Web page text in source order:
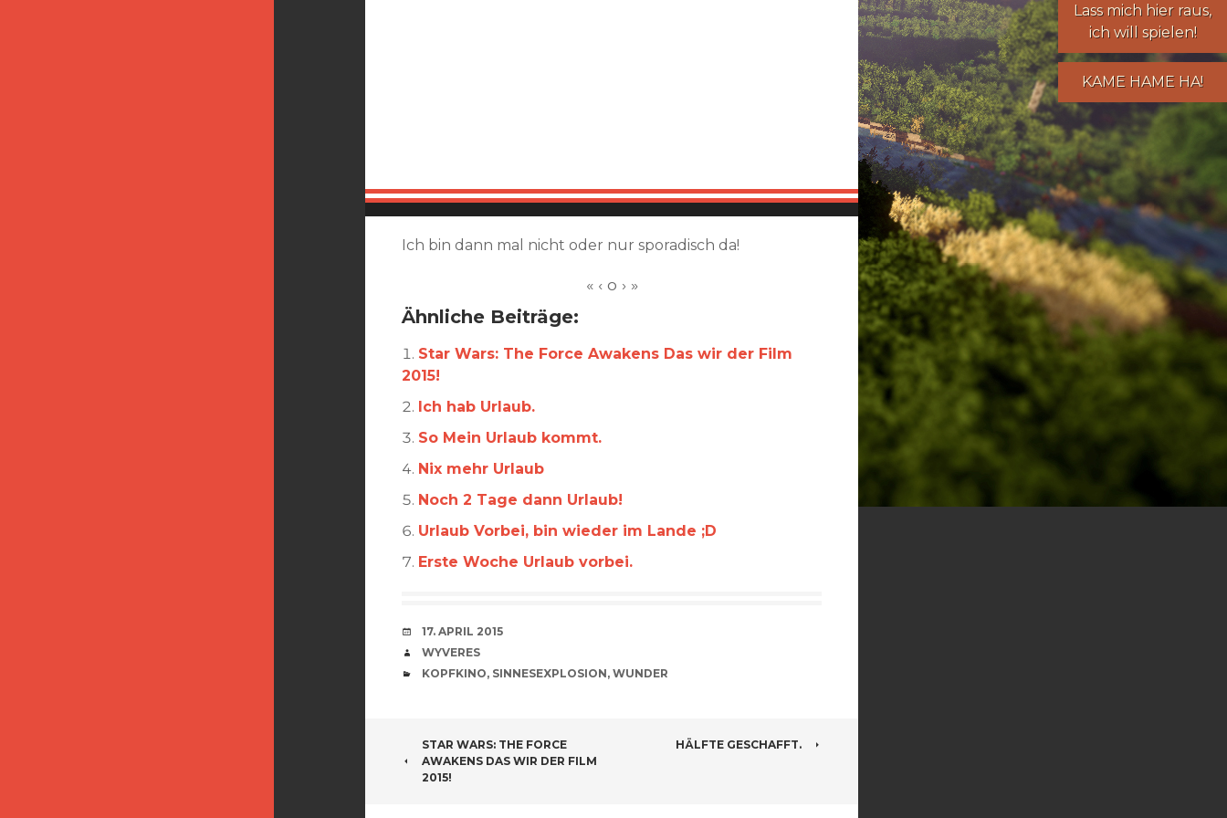
Lass mich hier raus,
ich will spielen!
KAME HAME HA!
Ich bin dann mal nicht oder nur sporadisch da!
Ähnliche Beiträge:
Star Wars: The Force Awakens Das wir der Film
2015!
Ich hab Urlaub.
So Mein Urlaub kommt.
Nix mehr Urlaub
Noch 2 Tage dann Urlaub!
Urlaub Vorbei, bin wieder im Lande ;D
Erste Woche Urlaub vorbei.
VERABREDUNG
17. APRIL 2015
VERFASSER
WYVERES
CATEGORIES
KOPFKINO, SINNESEXPLOSION, WUNDER
BEITRAGSNAVIGATION
STAR WARS: THE FORCE
AWAKENS DAS WIR DER FILM
2015!
HÄLFTE GESCHAFFT.